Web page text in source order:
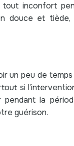
inconfort
douce et tiède,
un peu de
si
la
guérison.